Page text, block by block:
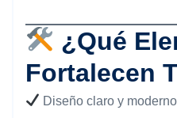
¿Qué
Fortalecen
Diseño claro y moderno